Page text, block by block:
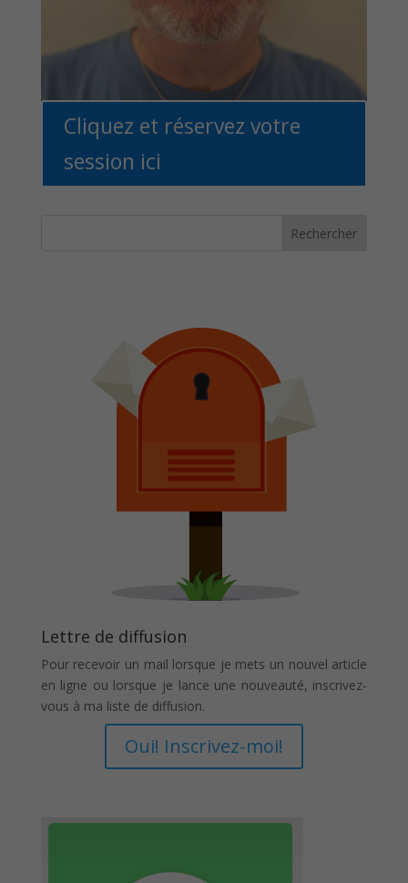
Cliquez et réservez votre
session ici
Rechercher
Lettre de diffusion
Pour recevoir un mail lorsque je mets un nouvel article
en ligne ou lorsque je lance une nouveauté, inscrivez-
vous à ma liste de diffusion.
Oui! Inscrivez-moi!